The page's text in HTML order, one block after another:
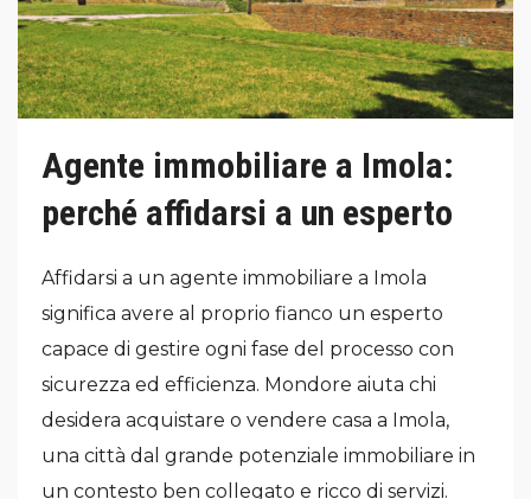
Agente immobiliare a Imola:
perché affidarsi a un esperto
Affidarsi a un agente immobiliare a Imola
significa avere al proprio fianco un esperto
capace di gestire ogni fase del processo con
sicurezza ed efficienza. Mondore aiuta chi
desidera acquistare o vendere casa a Imola,
una città dal grande potenziale immobiliare in
un contesto ben collegato e ricco di servizi.